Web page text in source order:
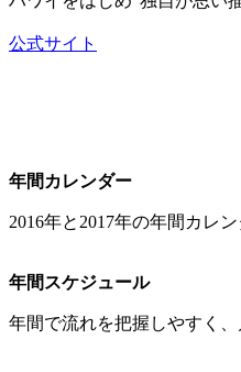
公式サイト
年間カレンダー
2016年と2017年の年間カレ
年間スケジュール
年間で流れを把握しやすく